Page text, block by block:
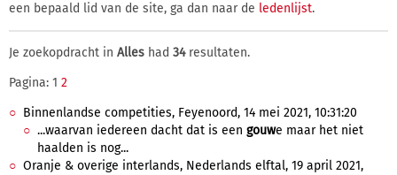
een bepaald lid van de site, ga dan naar de ledenlijst.
Je zoekopdracht in Alles had 34resultaten.
Pagina: 1 2
Binnenlandse competities, Feyenoord, 14 mei 2021, 10:31:20
...waarvan iedereen dacht dat is een gouwe maar het niet
haalden is nog...
Oranje & overige interlands, Nederlands elftal, 19 april 2021,